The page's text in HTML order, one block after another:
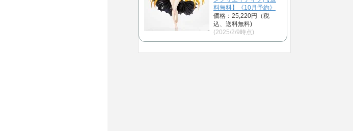
料無料】《10月予約》
価格：25,220円（税
込、送料無料)
(2025/2/9時点)